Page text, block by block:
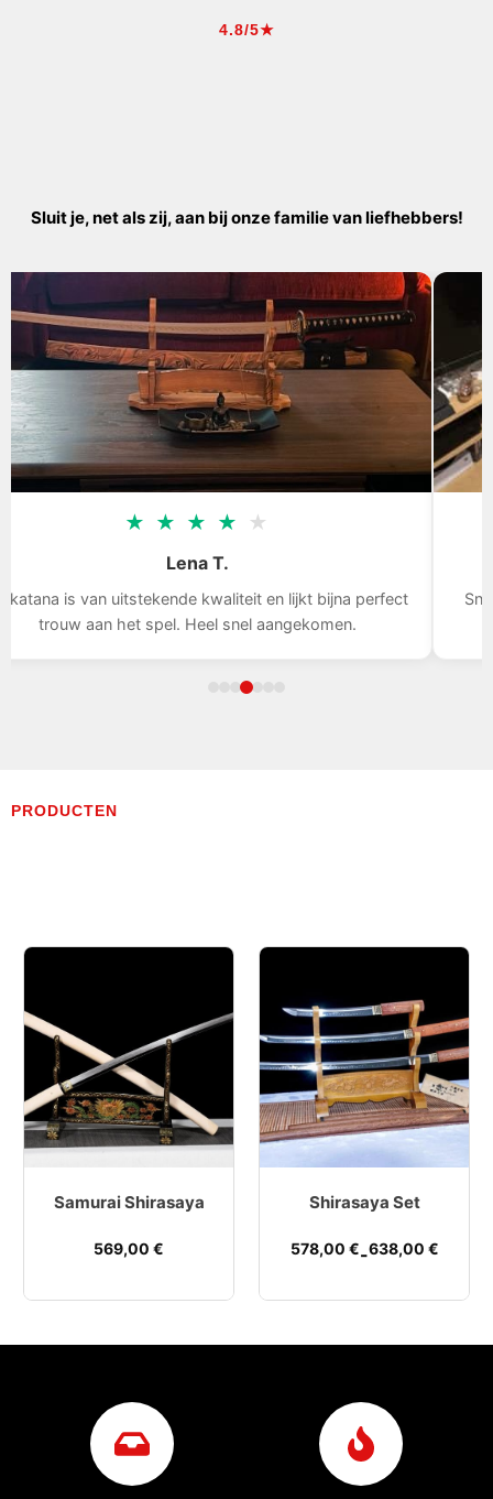
4.8/5★
Sluit je, net als zij, aan bij onze familie van liefhebbers!
★ ★
uitstekende kwaliteit en lijkt bijna perfect
het spel. Heel snel aangekomen.
Snelle levering,
PRODUCTEN
Samurai Shirasaya
569,00 €
Shirasaya Set
578,00 €-638,00 €